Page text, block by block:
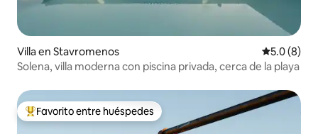
Villa en Stavromenos
5.0 (8)
Solena, villa moderna con piscina privada, cerca de la playa
Favorito entre huéspedes preferido
Favorito entre huéspedes